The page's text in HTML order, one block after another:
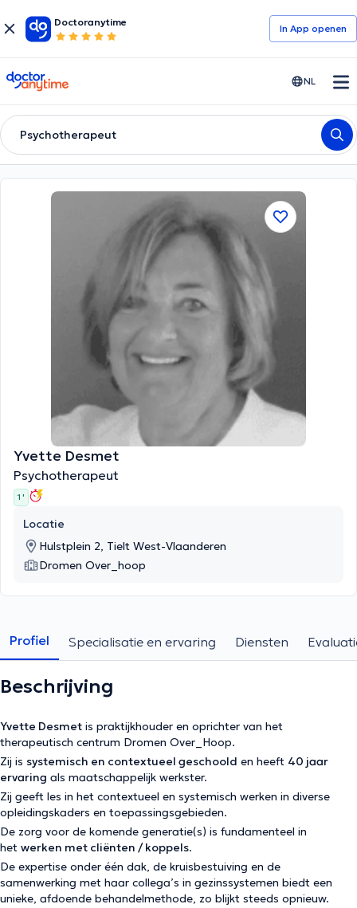
Doctoranytime
In App openen
doctoranytime NL
Psychotherapeut
Yvette Desmet
Psychotherapeut
1 '
Locatie
Hulstplein 2, Tielt West-Vlaanderen
Dromen Over_hoop
Profiel Specialisatie en ervaring Diensten
Beschrijving
Yvette Desmet is praktijkhouder en oprichter van het
therapeutisch centrum Dromen Over_Hoop.
Zij is systemisch en contextueel geschoold en heeft 40 jaar
ervaring als maatschappelijk werkster.
Zij geeft les in het contextueel en systemisch werken in diverse
opleidingskaders en toepassingsgebieden.
De zorg voor de komende generatie(s) is fundamenteel in
het werken met cliënten / koppels.
De expertise onder één dak, de kruisbestuiving en de
samenwerking met haar collega’s in gezinssystemen biedt een
unieke, afdoende behandelmethode, zo blijkt steeds opnieuw.